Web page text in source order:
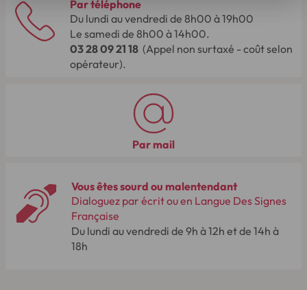
Par téléphone
Du lundi au vendredi de 8h00 à 19h00
Le samedi de 8h00 à 14h00.
03 28 09 21 18 (Appel non surtaxé - coût selon
opérateur).
Par mail
Vous êtes sourd ou malentendant
Dialoguez par écrit ou en Langue Des Signes
Française
Du lundi au vendredi de 9h à 12h et de 14h à
18h